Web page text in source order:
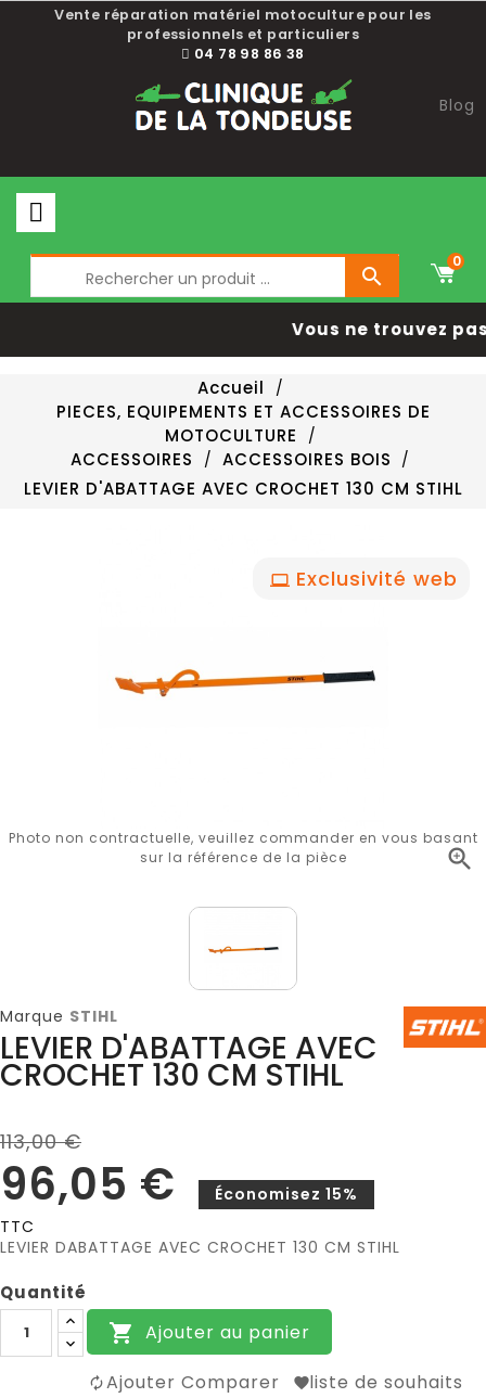
Vente réparation matériel motoculture pour les
professionnels et particuliers
04 78 98 86 38
Blog

0
Vous ne trouvez
Accueil
PIECES, EQUIPEMENTS ET ACCESSOIRES DE
MOTOCULTURE
ACCESSOIRES
ACCESSOIRES BOIS
LEVIER D'ABATTAGE AVEC CROCHET 130 CM STIHL
Exclusivité web

Photo non contractuelle, veuillez commander en vous basant
sur la référence de la pièce
Marque STIHL
LEVIER D'ABATTAGE AVEC
CROCHET 130 CM STIHL
113,00 €
96,05 €
Économisez 15%
TTC
LEVIER DABATTAGE AVEC CROCHET 130 CM STIHL
Quantité
 Ajouter au panier
Ajouter Comparer liste de souhaits